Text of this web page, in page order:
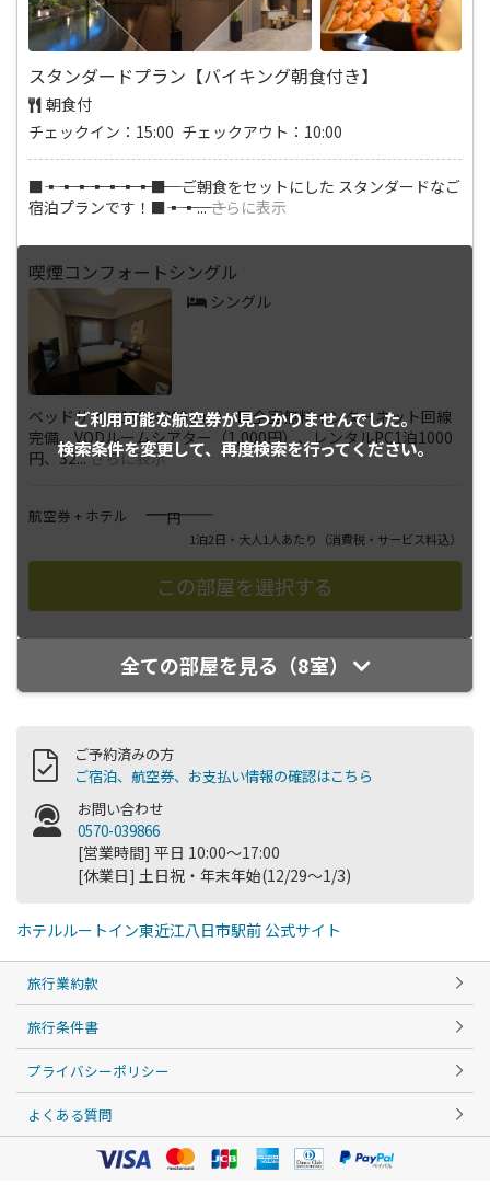
スタンダードプラン【バイキング朝食付き】
朝食付
チェックイン：15:00 チェックアウト：10:00
■―――▪―――▪―――▪―――▪―――▪―――▪―――▪―――■ ご朝食をセットにした スタンダードなご
宿泊プランです！■―――▪―――▪...さらに表示
ご利用可能な航空券が見つかりませんでした。
検索条件を変更して、 再度検索を行ってください。
喫煙コンフォートシングル
シングル
ベッドサイズ130×200(cm) ■全室無料インターネット回線
完備、VODルームシアター（1,000円）、レンタルPC1泊1000
円、32...さらに表示
航空券 + ホテル ――――円
1泊2日・大人1人あたり （消費税・サービス料込）
全ての部屋を見る（8室）
ご予約済みの方
ご宿泊、航空券、お支払い情報の確認はこちら
お問い合わせ
0570-039866
[営業時間] 平日 10:00～17:00
[休業日] 土日祝・年末年始(12/29～1/3)
ホテルルートイン東近江八日市駅前 公式サイト
旅行業約款
旅行条件書
プライバシーポリシー
よくある質問